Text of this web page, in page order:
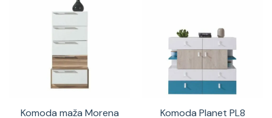
Komoda maža Morena
Komoda Planet PL8